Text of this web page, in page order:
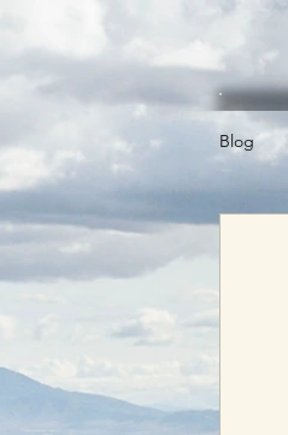
Blog